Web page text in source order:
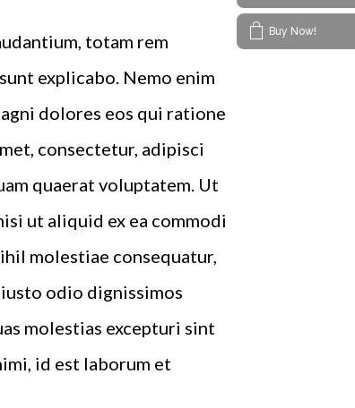
totam rem
explicabo. Nemo enim
dolores eos qui ratione
consectetur, adipisci
quaerat voluptatem. Ut
ut aliquid ex ea commodi
molestiae consequatur,
odio dignissimos
molestias excepturi sint
id est laborum et
Buy Now!